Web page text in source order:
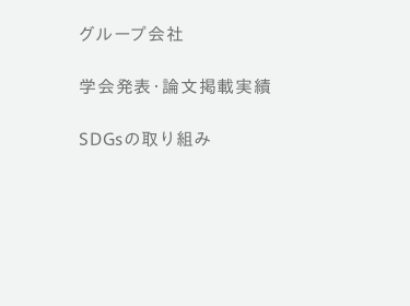
グループ会社
学会発表・論文掲載実績
SDGsの取り組み